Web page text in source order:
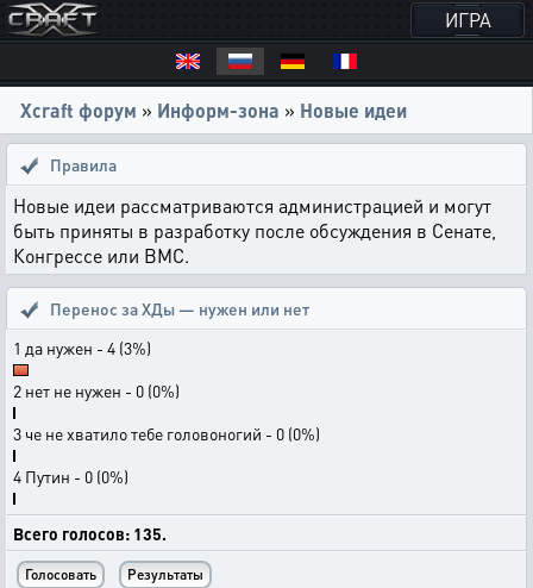
ИГРА
Xcraft форум » Информ-зона » Новые идеи
Правила
Новые идеи рассматриваются администрацией и могут
быть приняты в разработку после обсуждения в Сенате,
Конгрессе или ВМС.
Перенос за ХДы — нужен или нет
1 да нужен - 4 (3%)
2 нет не нужен - 0 (0%)
3 че не хватило тебе головоногий - 0 (0%)
4 Путин - 0 (0%)
Всего голосов: 135.